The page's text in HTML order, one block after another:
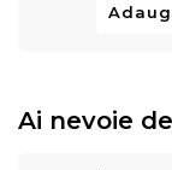
Ai nevoie